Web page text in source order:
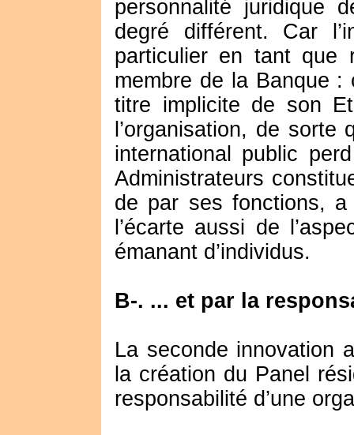
personnalité juridique
degré différent. Car
particulier en tant que
membre de la Banque :
titre implicite de son
l’organisation, de sorte
international public
Administrateurs
de par ses fonctions,
l’écarte aussi de
émanant d’individus.
B-. ... et par la
La seconde innovation
la création du Panel
responsabilité d’une